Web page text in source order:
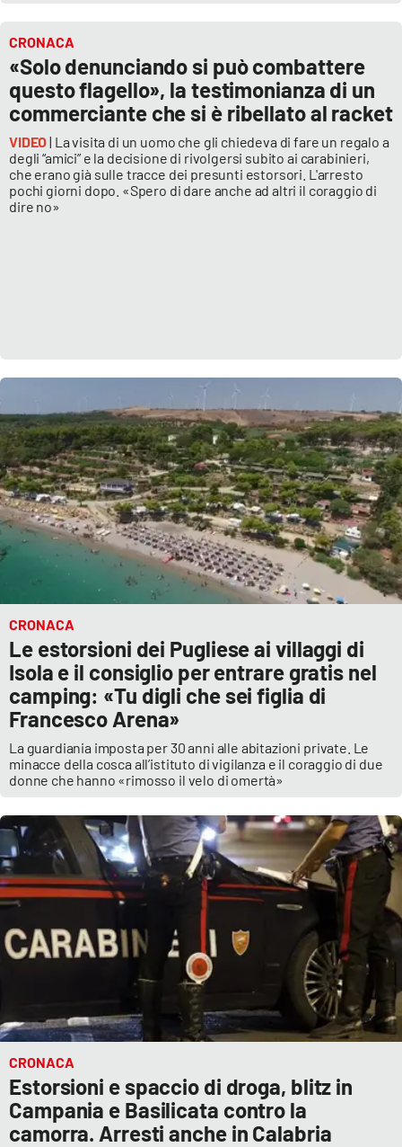
CRONACA
«Solo denunciando si può combattere
questo flagello», la testimonianza di un
commerciante che si è ribellato al racket
VIDEO| La visita di un uomo che gli chiedeva di fare un regalo a
degli “amici” e la decisione di rivolgersi subito ai carabinieri,
che erano già sulle tracce dei presunti estorsori. L'arresto
pochi giorni dopo. «Spero di dare anche ad altri il coraggio di
dire no»
CRONACA
Le estorsioni dei Pugliese ai villaggi di
Isola e il consiglio per entrare gratis nel
camping: «Tu digli che sei figlia di
Francesco Arena»
La guardiania imposta per 30 anni alle abitazioni private. Le
minacce della cosca all’istituto di vigilanza e il coraggio di due
donne che hanno «rimosso il velo di omertà»
CRONACA
Estorsioni e spaccio di droga, blitz in
Campania e Basilicata contro la
camorra. Arresti anche in Calabria